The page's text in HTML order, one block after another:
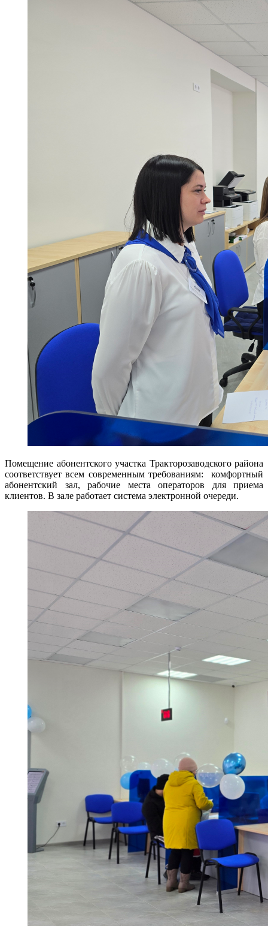
Помещение абонентского участка Тракторозаводского района
соответствует всем современным требованиям: комфортный
абонентский зал, рабочие места операторов для приема
клиентов. В зале работает система электронной очереди.